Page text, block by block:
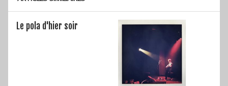
Le pola d'hier soir